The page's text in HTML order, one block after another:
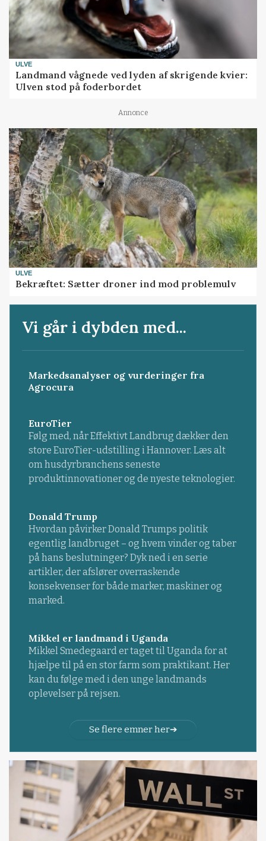
ULVE
Landmand vågnede ved lyden af skrigende kvier:
Ulven stod på foderbordet
Annonce
ULVE
Bekræftet: Sætter droner ind mod problemulv
Vi går i dybden med...
Markedsanalyser og vurderinger fra
Agrocura
EuroTier
Følg med, når Effektivt Landbrug dækker den
store EuroTier-udstilling i Hannover. Læs alt
om husdyrbranchens seneste
produktinnovationer og de nyeste teknologier.
Donald Trump
Hvordan påvirker Donald Trumps politik
egentlig landbruget – og hvem vinder og taber
på hans beslutninger? Dyk ned i en serie
artikler, der afslører overraskende
konsekvenser for både marker, maskiner og
marked.
Mikkel er landmand i Uganda
Mikkel Smedegaard er taget til Uganda for at
hjælpe til på en stor farm som praktikant. Her
kan du følge med i den unge landmands
oplevelser på rejsen.
Se flere emner her